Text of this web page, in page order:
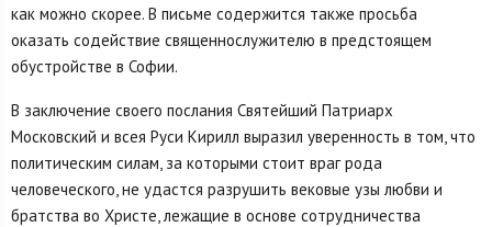
как можно скорее. В письме содержится также просьба
оказать содействие священнослужителю в предстоящем
обустройстве в Софии.
В заключение своего послания Святейший Патриарх
Московский и всея Руси Кирилл выразил уверенность в том, что
политическим силам, за которыми стоит враг рода
человеческого, не удастся разрушить вековые узы любви и
братства во Христе, лежащие в основе сотрудничества